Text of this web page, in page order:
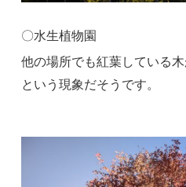
〇水生植物園
他の場所でも紅葉している
という現象だそうです。